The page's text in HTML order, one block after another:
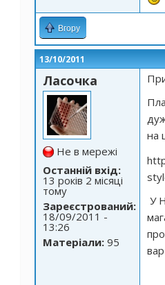
Вгору
13/10/2011
Ласочка
Не в мережі
Останній вхід:
13 років 2 місяці
тому
Зареєстрований:
18/09/2011 -
13:26
Матеріали: 95
на
У